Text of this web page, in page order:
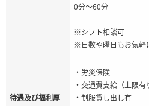
0分～60分
※シフト相談可
※日数や曜日もお気軽
待遇及び福利厚
・労災保険
・交通費支給（上限有
・制服貸し出し有